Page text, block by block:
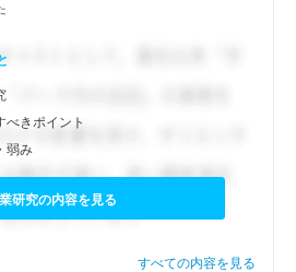
べきポイント
弱み
研究の内容を見る
すべての内容を見る